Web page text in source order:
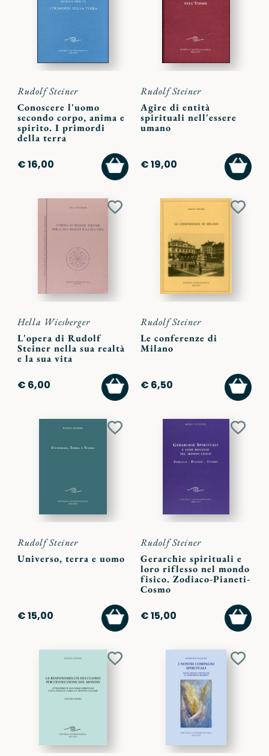
Rudolf Steiner
Conoscere l'uomo
secondo corpo, anima e
spirito. I primordi
della terra
€ 16,00
AGGIUNGI
AL
CARRELLO
Rudolf Steiner
Agire di entità
spirituali nell'essere
umano
€ 19,00
AL
Aggiungi
Hella Wiesberger
L'opera di Rudolf
Steiner nella sua realtà
e la sua vita
€ 6,00
AGGIUNGI
AL
CARRELLO
Rudolf Steiner
Le conferenze di
Milano
€ 6,50
AL
Aggiungi
Rudolf Steiner
Universo, terra e uomo
€ 15,00
AGGIUNGI
AL
CARRELLO
Rudolf Steiner
Gerarchie spirituali e
loro riflesso nel mondo
fisico. Zodiaco-Pianeti-
Cosmo
€ 15,00
AL
Aggiungi